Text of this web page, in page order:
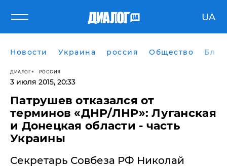
UA
Новости Украина россия Общество
ДИАЛОГ РОССИЯ
3 июля 2015, 20:33
Патрушев отказался от
терминов «ДНР/ЛНР»: Луганская
и Донецкая области - часть
Украины
Секретарь Совбеза РФ Николай